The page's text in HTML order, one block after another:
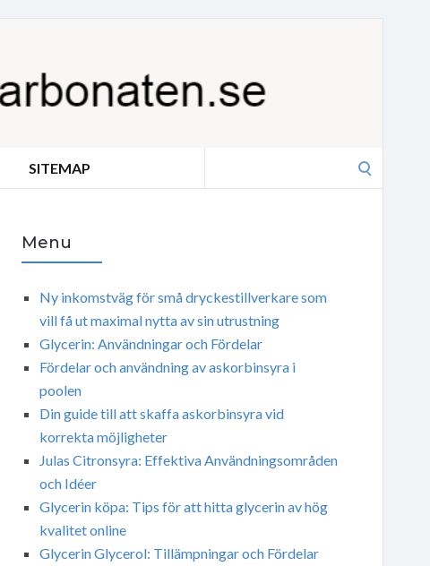
SITEMAP
Menu
Ny inkomstväg för små dryckestillverkare som
vill få ut maximal nytta av sin utrustning
Glycerin: Användningar och Fördelar
Fördelar och användning av askorbinsyra i
poolen
Din guide till att skaffa askorbinsyra vid
korrekta möjligheter
Julas Citronsyra: Effektiva Användningsområden
och Idéer
Glycerin köpa: Tips för att hitta glycerin av hög
kvalitet online
Glycerin Glycerol: Tillämpningar och Fördelar